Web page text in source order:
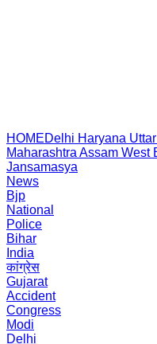
HOMEDelhi Haryana
Maharashtra Assam West
Jansamasya
News
Bjp
National
Police
Bihar
India
कांग्रेस
Gujarat
Accident
Congress
Modi
Delhi